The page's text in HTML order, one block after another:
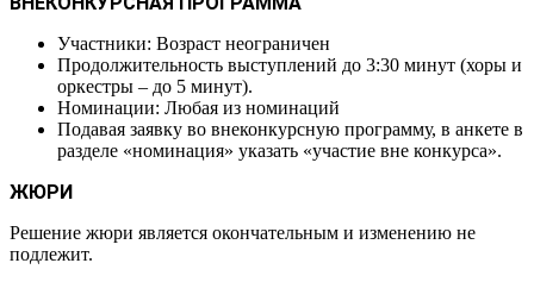
Участники: Возраст неограничен
Продолжительность выступлений до 3:30 минут (хоры и
оркестры – до 5 минут).
Номинации: Любая из номинаций
Подавая заявку во внеконкурсную программу, в анкете в
разделе «номинация» указать «участие вне конкурса».
ЖЮРИ
Решение жюри является окончательным и изменению не
подлежит.